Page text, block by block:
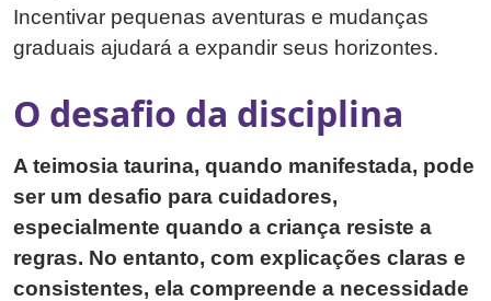
Incentivar pequenas aventuras e mudanças
graduais ajudará a expandir seus horizontes.
O desafio da disciplina
A teimosia taurina, quando manifestada, pode
ser um desafio para cuidadores,
especialmente quando a criança resiste a
regras. No entanto, com explicações claras e
consistentes, ela compreende a necessidade